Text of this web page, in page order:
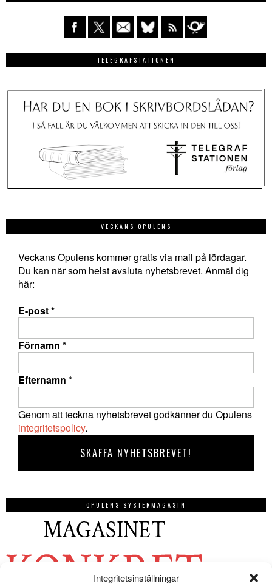
Integritetsinställningar
TELEGRAFSTATIONEN
VECKANS OPULENS
Veckans Opulens kommer gratis via mail på lördagar.
Du kan när som helst avsluta nyhetsbrevet. Anmäl dig
här:
E-post*
Förnamn *
Efternamn *
Genom att teckna nyhetsbrevet godkänner du Opulens
integritetspolicy.
OPULENS SYSTERMAGASIN